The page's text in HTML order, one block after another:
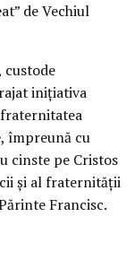
de Vechiul
inițiativa
împreună cu
cinste pe Cristos
și al fraternității
Francisc.